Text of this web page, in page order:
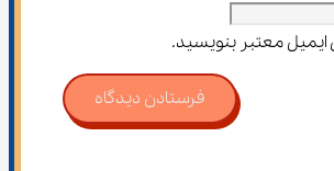
معتبر بنویسید.
فرستادن دیدگاه